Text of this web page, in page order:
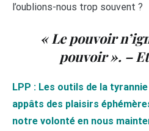
l’oublions-nous trop souvent ?
« Le pouvoir
pouvoir ». –
LPP : Les outils de la
appâts des plaisirs
notre volonté en nous